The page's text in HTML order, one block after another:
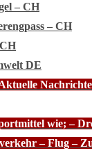
– CH
– CH
DE
wie; –
– Flug –